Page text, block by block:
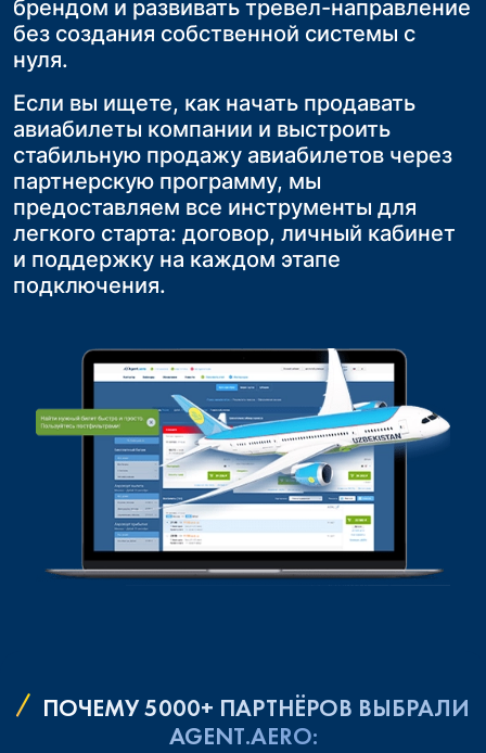
брендом и развивать тревел-направление
без создания собственной системы с
нуля.
Если вы ищете, как начать продавать
авиабилеты компании и выстроить
стабильную продажу авиабилетов через
партнерскую программу, мы
предоставляем все инструменты для
легкого старта: договор, личный кабинет
и поддержку на каждом этапе
подключения.
комфортабельном автобусе делает
путешествие Ваших клиентов
максимально удобным и приятным
Это не только повышает
удовлетворённость услугой, но и
укрепляет лояльность, увеличивая шансы
на повторные обращения и продажи
объединить всех участников группы в
один рейс, что значительно упрощает
логистику и делает путешествие более
комфортным для клиентов
Одним из ключевых преимуществ
групповых авиаперевозок является
фиксированная стоимость билетов и
исключение риска нехватки мест на
рейсе
личный кабинет Agent.aero или установив
виджет на свой сайт.
Главный плюс — вы сможете
Поезд». Это идеальное решение для
путешественников, которое повысит их
лояльность и вашу
конкурентоспособность на рынке.
ПОЧЕМУ 5000+ ПАРТНЁРОВ ВЫБРАЛИ
AGENT.AERO: